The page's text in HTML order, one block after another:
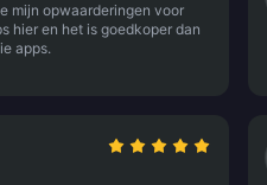
mijn opwaarderingen voor
hier en het is goedkoper dan
apps.